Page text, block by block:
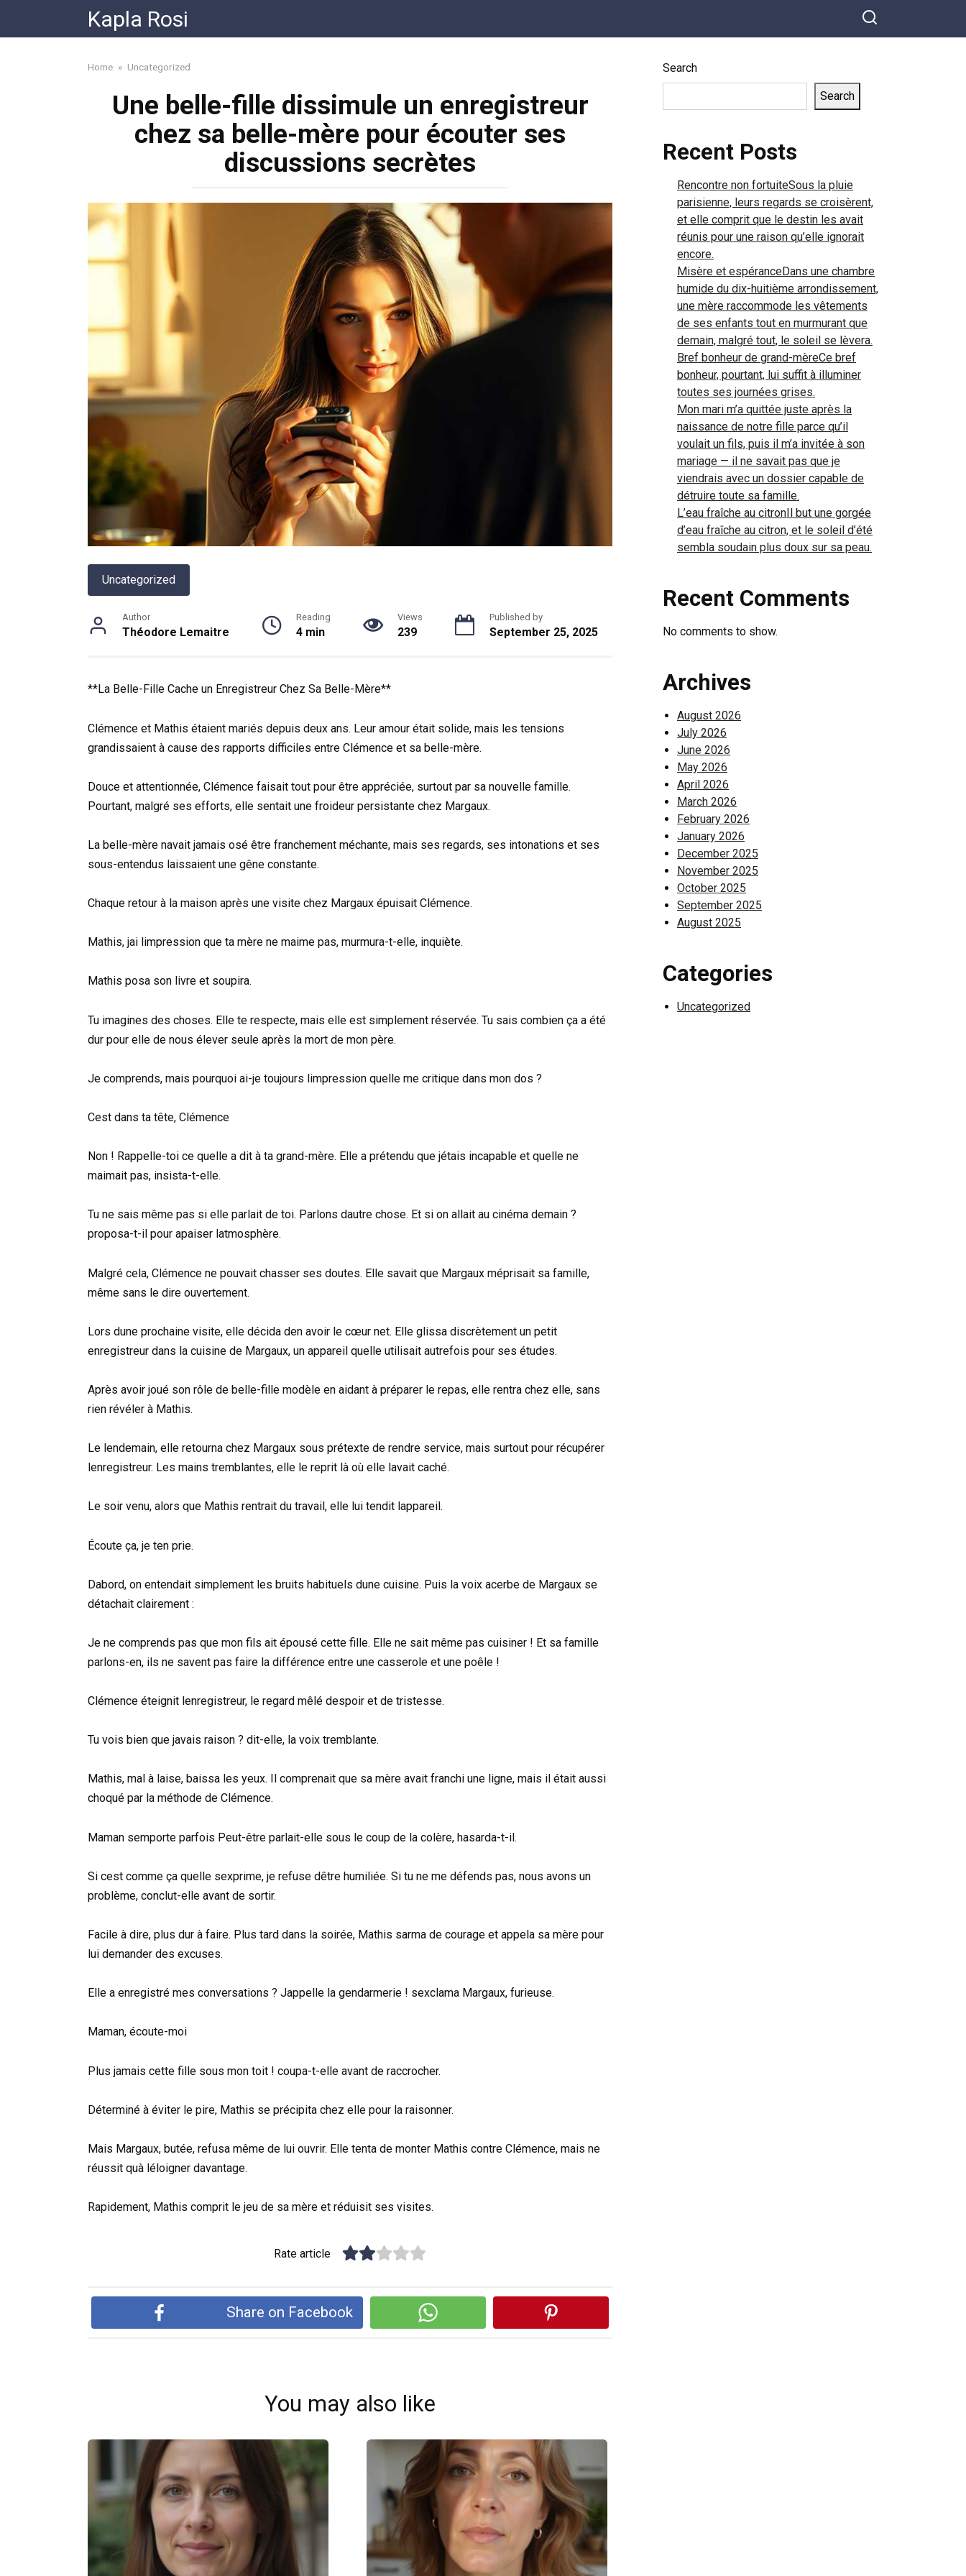
content
Kapla Rosi
Home » Uncategorized
Une belle-fille dissimule un enregistreur
chez sa belle-mère pour écouter ses
discussions secrètes
Uncategorized
Author
Théodore Lemaitre
Reading
4 min
Views
239
Published by
September 25, 2025
**La Belle-Fille Cache un Enregistreur Chez Sa Belle-Mère**
Clémence et Mathis étaient mariés depuis deux ans. Leur amour était solide, mais les tensions
grandissaient à cause des rapports difficiles entre Clémence et sa belle-mère.
Douce et attentionnée, Clémence faisait tout pour être appréciée, surtout par sa nouvelle famille.
Pourtant, malgré ses efforts, elle sentait une froideur persistante chez Margaux.
La belle-mère navait jamais osé être franchement méchante, mais ses regards, ses intonations et ses
sous-entendus laissaient une gêne constante.
Chaque retour à la maison après une visite chez Margaux épuisait Clémence.
Mathis, jai limpression que ta mère ne maime pas, murmura-t-elle, inquiète.
Mathis posa son livre et soupira.
Tu imagines des choses. Elle te respecte, mais elle est simplement réservée. Tu sais combien ça a été
dur pour elle de nous élever seule après la mort de mon père.
Je comprends, mais pourquoi ai-je toujours limpression quelle me critique dans mon dos ?
Cest dans ta tête, Clémence
Non ! Rappelle-toi ce quelle a dit à ta grand-mère. Elle a prétendu que jétais incapable et quelle ne
maimait pas, insista-t-elle.
Tu ne sais même pas si elle parlait de toi. Parlons dautre chose. Et si on allait au cinéma demain ?
proposa-t-il pour apaiser latmosphère.
Malgré cela, Clémence ne pouvait chasser ses doutes. Elle savait que Margaux méprisait sa famille,
même sans le dire ouvertement.
Lors dune prochaine visite, elle décida den avoir le cœur net. Elle glissa discrètement un petit
enregistreur dans la cuisine de Margaux, un appareil quelle utilisait autrefois pour ses études.
Après avoir joué son rôle de belle-fille modèle en aidant à préparer le repas, elle rentra chez elle, sans
rien révéler à Mathis.
Le lendemain, elle retourna chez Margaux sous prétexte de rendre service, mais surtout pour récupérer
lenregistreur. Les mains tremblantes, elle le reprit là où elle lavait caché.
Le soir venu, alors que Mathis rentrait du travail, elle lui tendit lappareil.
Écoute ça, je ten prie.
Dabord, on entendait simplement les bruits habituels dune cuisine. Puis la voix acerbe de Margaux se
détachait clairement :
Je ne comprends pas que mon fils ait épousé cette fille. Elle ne sait même pas cuisiner ! Et sa famille
parlons-en, ils ne savent pas faire la différence entre une casserole et une poêle !
Clémence éteignit lenregistreur, le regard mêlé despoir et de tristesse.
Tu vois bien que javais raison ? dit-elle, la voix tremblante.
Mathis, mal à laise, baissa les yeux. Il comprenait que sa mère avait franchi une ligne, mais il était aussi
choqué par la méthode de Clémence.
Maman semporte parfois Peut-être parlait-elle sous le coup de la colère, hasarda-t-il.
Si cest comme ça quelle sexprime, je refuse dêtre humiliée. Si tu ne me défends pas, nous avons un
problème, conclut-elle avant de sortir.
Facile à dire, plus dur à faire. Plus tard dans la soirée, Mathis sarma de courage et appela sa mère pour
lui demander des excuses.
Elle a enregistré mes conversations ? Jappelle la gendarmerie ! sexclama Margaux, furieuse.
Maman, écoute-moi
Plus jamais cette fille sous mon toit ! coupa-t-elle avant de raccrocher.
Déterminé à éviter le pire, Mathis se précipita chez elle pour la raisonner.
Mais Margaux, butée, refusa même de lui ouvrir. Elle tenta de monter Mathis contre Clémence, mais ne
réussit quà léloigner davantage.
Rapidement, Mathis comprit le jeu de sa mère et réduisit ses visites.
Rate article
Share on Facebook
You may also like
Search
Search
Recent Posts
Rencontre non fortuiteSous la pluie
parisienne, leurs regards se croisèrent,
et elle comprit que le destin les avait
réunis pour une raison qu’elle ignorait
encore.
Misère et espéranceDans une chambre
humide du dix-huitième arrondissement,
une mère raccommode les vêtements
de ses enfants tout en murmurant que
demain, malgré tout, le soleil se lèvera.
Bref bonheur de grand-mèreCe bref
bonheur, pourtant, lui suffit à illuminer
toutes ses journées grises.
Mon mari m’a quittée juste après la
naissance de notre fille parce qu’il
voulait un fils, puis il m’a invitée à son
mariage — il ne savait pas que je
viendrais avec un dossier capable de
détruire toute sa famille.
L’eau fraîche au citronIl but une gorgée
d’eau fraîche au citron, et le soleil d’été
sembla soudain plus doux sur sa peau.
Recent Comments
No comments to show.
Archives
August 2026
July 2026
June 2026
May 2026
April 2026
March 2026
February 2026
January 2026
December 2025
November 2025
October 2025
September 2025
August 2025
Categories
Uncategorized